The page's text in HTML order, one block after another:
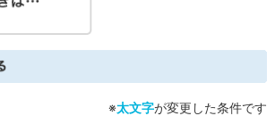
※太文字が変更した条件です